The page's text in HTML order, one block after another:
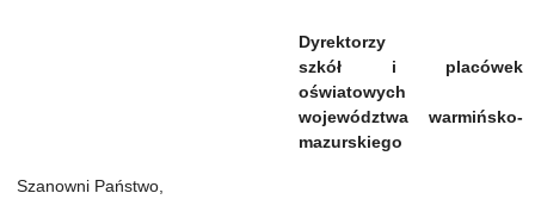
Dyrektorzy
szkół i placówek
oświatowych
województwa warmińsko-
mazurskiego
Szanowni Państwo,
trakcieoraz